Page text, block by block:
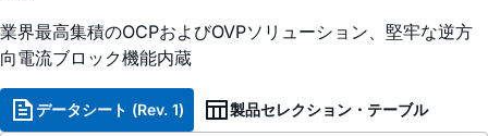
業界最高集積のOCPおよびOVPソリューション、堅牢な逆方
向電流ブロック機能内蔵
データシート (Rev. 1) 製品セレクション・テーブル